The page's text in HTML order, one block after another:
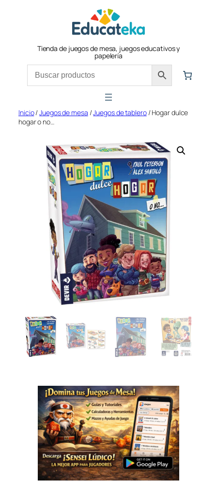
Tienda de juegos de mesa, juegos educativos y
papelería
Inicio/Juegos de mesa /Juegos de tablero/ Hogar dulce
hogar o no…